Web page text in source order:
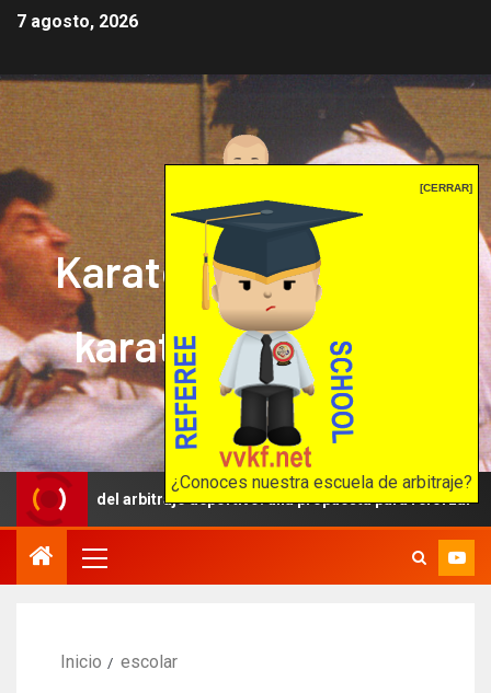
[CERRAR]
¿Conoces nuestra escuela de arbitraje?
7 agosto, 2026
Karate mrprepor: el
karate en internet
El karate en internet
del arbitraje deportivo: una propuesta para reforzar la
Inicio escolar